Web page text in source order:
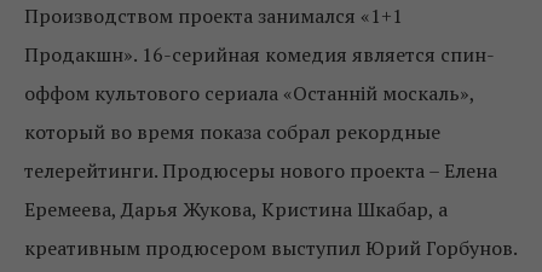
Производством проекта занимался «1+1
Продакшн». 16-серийная комедия является спин-
оффом культового сериала «Останній москаль»,
который во время показа собрал рекордные
телерейтинги. Продюсеры нового проекта – Елена
Еремеева, Дарья Жукова, Кристина Шкабар, а
креативным продюсером выступил Юрий Горбунов.